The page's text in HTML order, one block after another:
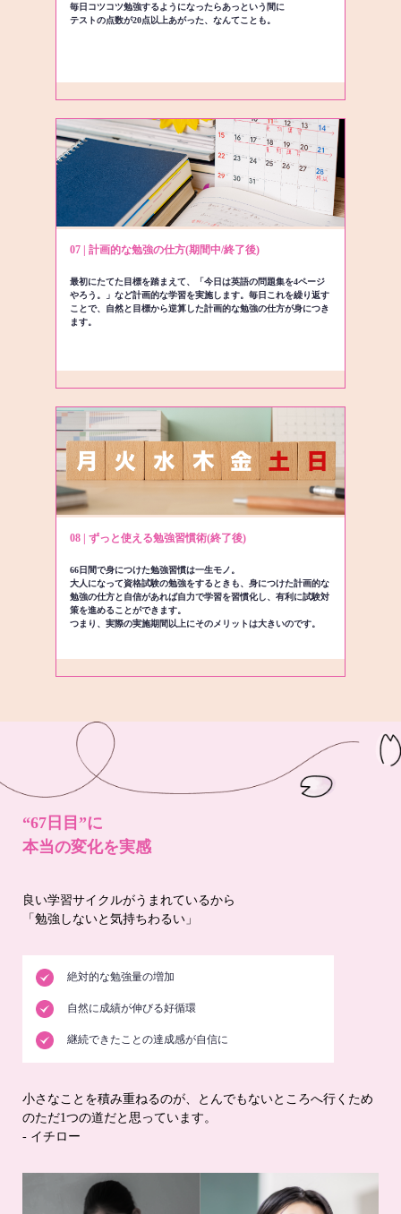
毎日コツコツ勉強するようになったらあっという間に
テストの点数が20点以上あがった、なんてことも。
07 | 計画的な勉強の仕方(期間中/終了後)
最初にたてた目標を踏まえて、「今日は英語の問題集を4ページ
やろう。」など計画的な学習を実施します。毎日これを繰り返す
ことで、自然と目標から逆算した計画的な勉強の仕方が身につき
ます。
08 | ずっと使える勉強習慣術(終了後)
66日間で身につけた勉強習慣は一生モノ。
大人になって資格試験の勉強をするときも、身につけた計画的な
勉強の仕方と自信があれば自力で学習を習慣化し、有利に試験対
策を進めることができます。
つまり、実際の実施期間以上にそのメリットは大きいのです。
“67日目”に
本当の変化を実感
良い学習サイクルがうまれているから
「勉強しないと気持ちわるい」
絶対的な勉強量の増加
自然に成績が伸びる好循環
継続できたことの達成感が自信に
小さなことを積み重ねるのが、とんでもないところへ行くため
のただ1つの道だと思っています。
- イチロー